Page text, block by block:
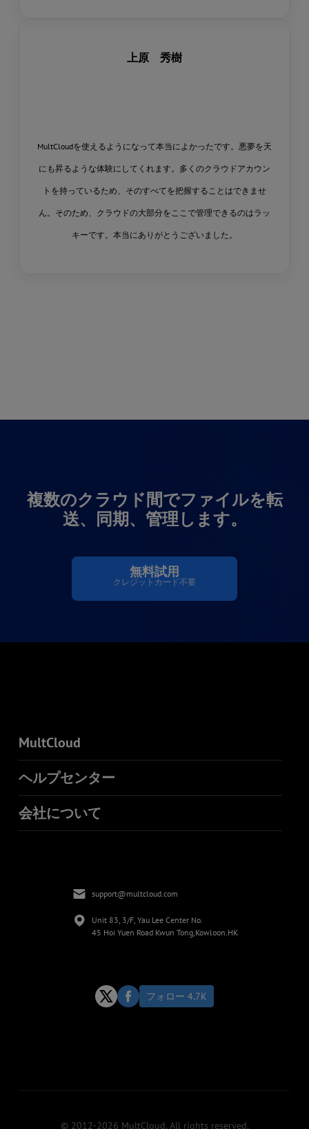
上原 秀樹
MultCloudを使えるようになって本当によかったです。悪夢を天
にも昇るような体験にしてくれます。多くのクラウドアカウン
トを持っているため、そのすべてを把握することはできませ
ん。そのため、クラウドの大部分をここで管理できるのはラッ
キーです。本当にありがとうございました。
複数のクラウド間でファイルを転
送、同期、管理します。
無料試用
クレジットカード不要
MultCloud
ヘルプセンター
会社について
support@multcloud.com
Unit 83, 3/F, Yau Lee Center No.
45 Hoi Yuen Road Kwun Tong,Kowloon.HK
フォロー 4.7K
© 2012-2026 MultCloud. All rights reserved.